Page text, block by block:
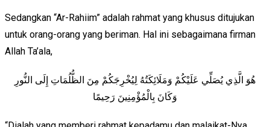
Sedangkan “Ar-Rahiim” adalah rahmat yang khusus ditujukan
untuk orang-orang yang beriman. Hal ini sebagaimana firman
Allah Ta’ala,
هُوَ الَّذِي يُصَلِّي عَلَيْكُمْ وَمَلَائِكَتُهُ لِيُخْرِجَكُمْ مِنَ الظُّلُمَاتِ إِلَى النُّورِ
وَكَانَ بِالْمُؤْمِنِينَ رَحِيمًا